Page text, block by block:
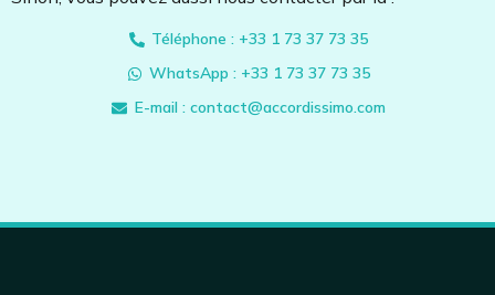
Téléphone : +33 1 73 37 73 35
WhatsApp : +33 1 73 37 73 35
E-mail : contact@accordissimo.com